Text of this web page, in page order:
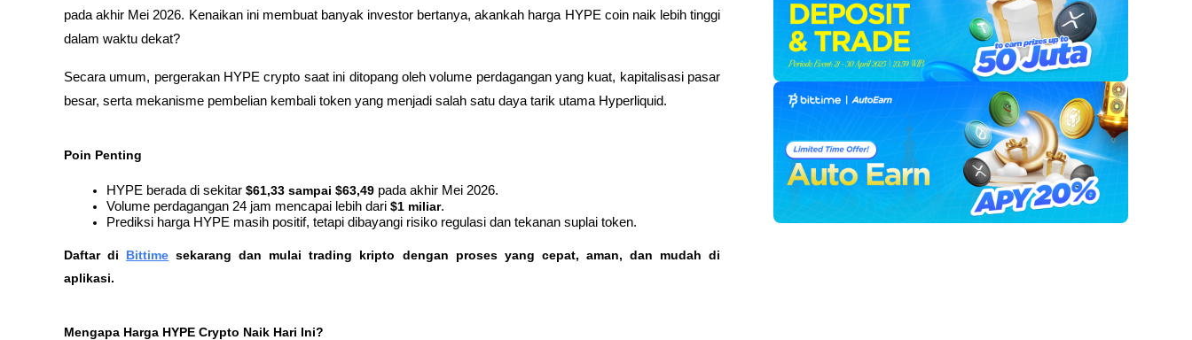
pada akhir Mei 2026. Kenaikan ini membuat banyak investor bertanya, akankah harga HYPE coin naik lebih tinggi
dalam waktu dekat?
Secara umum, pergerakan HYPE crypto saat ini ditopang oleh volume perdagangan yang kuat, kapitalisasi pasar
besar, serta mekanisme pembelian kembali token yang menjadi salah satu daya tarik utama Hyperliquid.
Poin Penting
HYPE berada di sekitar $61,33 sampai $63,49 pada akhir Mei 2026.
Volume perdagangan 24 jam mencapai lebih dari $1 miliar.
Prediksi harga HYPE masih positif, tetapi dibayangi risiko regulasi dan tekanan suplai token.
Daftar di Bittime sekarang dan mulai trading kripto dengan proses yang cepat, aman, dan mudah di
aplikasi.
Mengapa Harga HYPE Crypto Naik Hari Ini?